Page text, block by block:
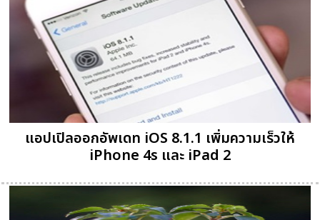
แอปเปิลออกอัพเดท iOS 8.1.1 เพิ่มความเร็วให้
iPhone 4s และ iPad 2